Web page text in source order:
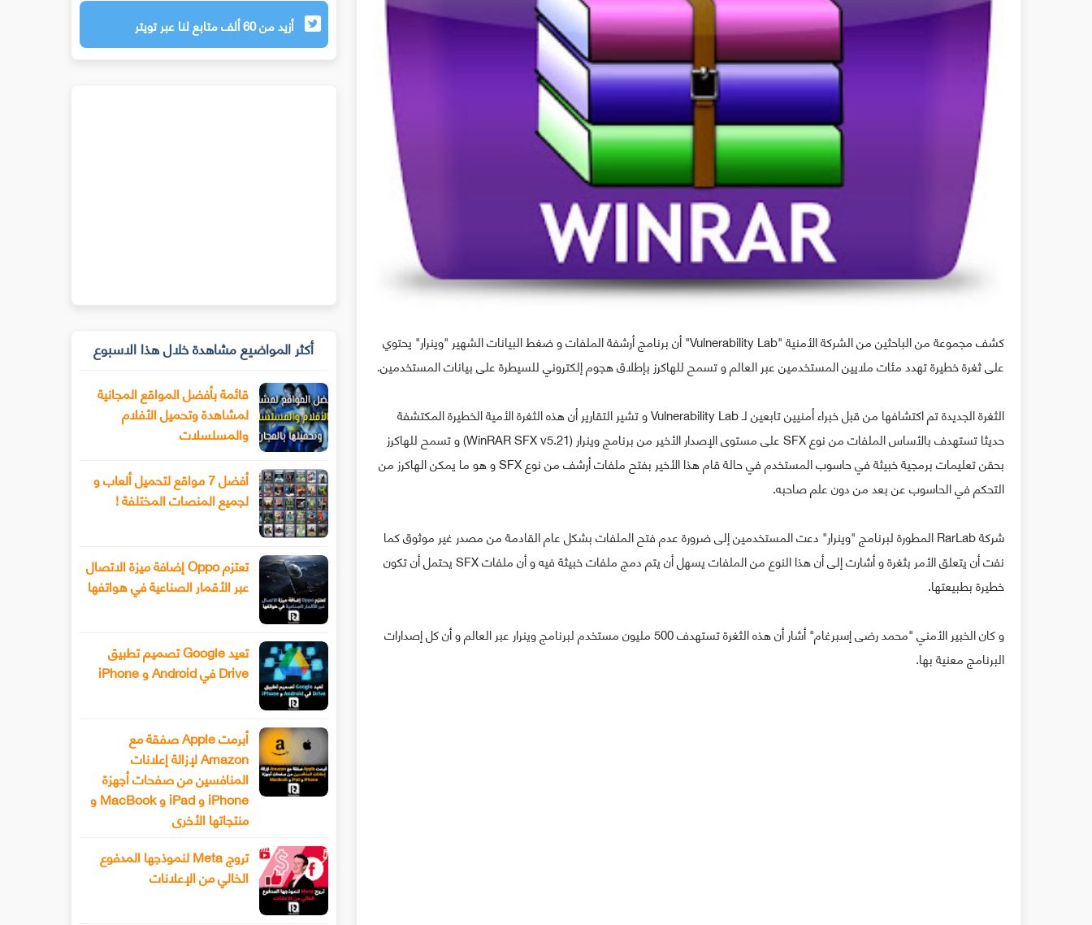
كشف مجموعة من الباحثين من الشركة الأمنية "Vulnerability Lab" أن برنامج أرشفة الملفات و ضغط البيانات الشهير "وينرار" يحتوي
على ثغرة خطيرة تهدد مئات ملايين المستخدمين عبر العالم و تسمح للهاكرز بإطلاق هجوم إلكتروني للسيطرة على بيانات المستخدمين.
الثغرة الجديدة تم اكتشافها من قبل خبراء أمنيين تابعين لـ Vulnerability Lab و تشير التقارير أن هذه الثغرة الأمية الخطيرة المكتشفة
حديثا تستهدف بالأساس الملفات من نوع SFX على مستوى الإصدار الأخير من برنامج وينرار (WinRAR SFX v5.21) و تسمح للهاكرز
بحقن تعليمات برمجية خبيثة في حاسوب المستخدم في حالة قام هذا الأخير بفتح ملفات أرشف من نوع SFX و هو ما يمكن الهاكرز من
التحكم في الحاسوب عن بعد من دون علم صاحبه.
شركة RarLab المطورة لبرنامج "وينرار" دعت المستخدمين إلى ضرورة عدم فتح الملفات بشكل عام القادمة من مصدر غير موثوق كما
نفت أن يتعلق الأمر بثغرة و أشارت إلى أن هذا النوع من الملفات يسهل أن يتم دمج ملفات خبيثة فيه و أن ملفات SFX يحتمل أن تكون
خطيرة بطبيعتها.
و كان الخبير الأمني "محمد رضى إسبرغام" أشار أن هذه الثغرة تستهدف 500 مليون مستخدم لبرنامج وينرار عبر العالم و أن كل إصدارات
البرنامج معنية بها.
أزيد من 60 ألف متابع لنا عبر تويتر
أكثر المواضيع مشاهدة خلال هذا الاسبوع
قائمة بأفضل المواقع المجانية
لمشاهدة وتحميل الأفلام
والمسلسلات
أفضل 7 مواقع لتحميل ألعاب و
لجميع المنصات المختلفة !
تعتزم Oppo إضافة ميزة الاتصال
عبر الأقمار الصناعية في هواتفها
تعيد Google تصميم تطبيق
Drive في Android و iPhone
أبرمت Apple صفقة مع
Amazon لإزالة إعلانات
المنافسين من صفحات أجهزة
iPhone و iPad و MacBook و
منتجاتها الأخرى
تروج Meta لنموذجها المدفوع
الخالي من الإعلانات